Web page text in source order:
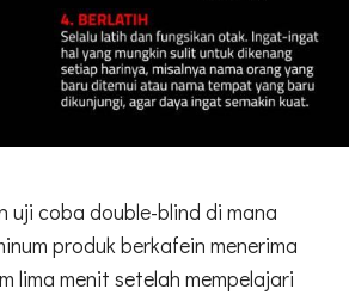
uji coba double-blind di mana
produk berkafein menerima
lima menit setelah mempelajari